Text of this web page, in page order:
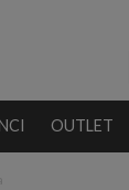
OUTLET